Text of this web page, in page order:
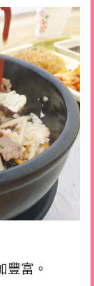
豐富。